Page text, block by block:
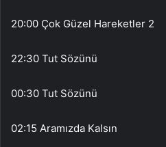
20:00 Çok Güzel Hareketler 2
22:30 Tut Sözünü
00:30 Tut Sözünü
02:15 Aramızda Kalsın